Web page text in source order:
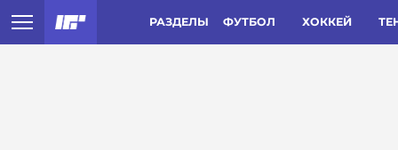
РАЗДЕЛЫ ФУТБОЛ ХОККЕЙ